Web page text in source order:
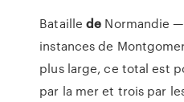
Bataillede Normandie
instances de
plus large, ce total est
par la mer et trois par